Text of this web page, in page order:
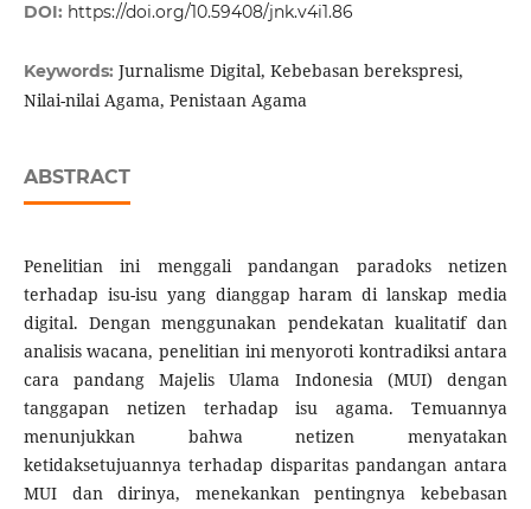
DOI: https://doi.org/10.59408/jnk.v4i1.86
Keywords: Jurnalisme Digital, Kebebasan berekspresi,
Nilai-nilai Agama, Penistaan Agama
ABSTRACT
Penelitian ini menggali pandangan paradoks netizen
terhadap isu-isu yang dianggap haram di lanskap media
digital. Dengan menggunakan pendekatan kualitatif dan
analisis wacana, penelitian ini menyoroti kontradiksi antara
cara pandang Majelis Ulama Indonesia (MUI) dengan
tanggapan netizen terhadap isu agama. Temuannya
menunjukkan bahwa netizen menyatakan
ketidaksetujuannya terhadap disparitas pandangan antara
MUI dan dirinya, menekankan pentingnya kebebasan